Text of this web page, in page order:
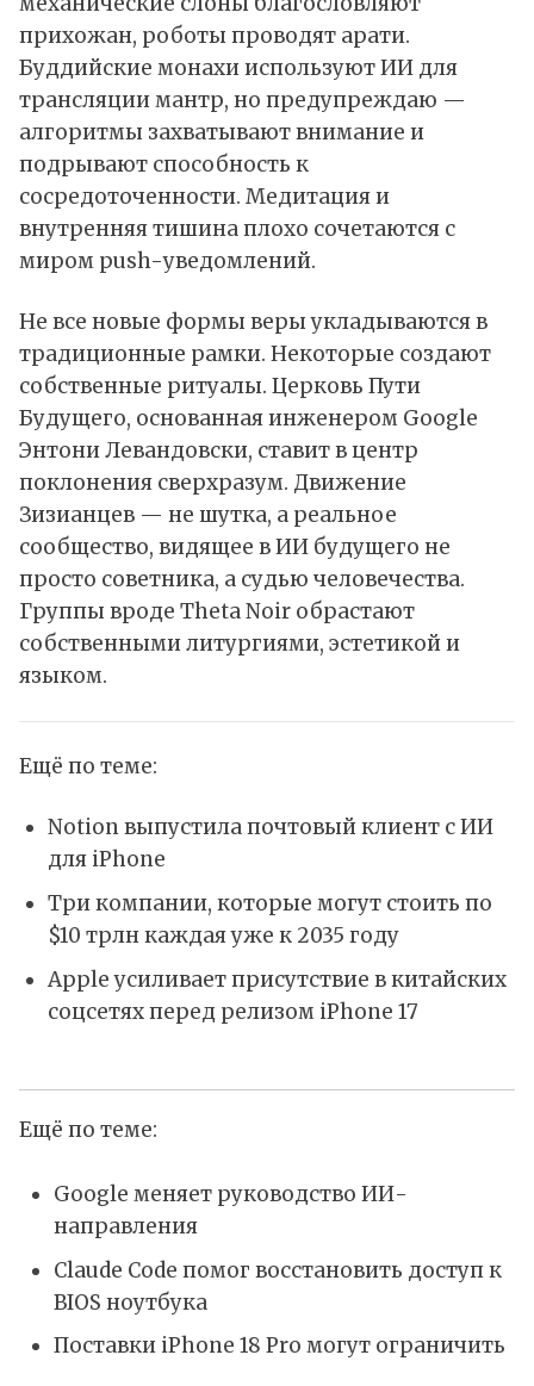
прихожан, роботы проводят арати.
Буддийские монахи используют ИИ для
трансляции мантр, но предупреждаю —
алгоритмы захватывают внимание и
подрывают способность к
сосредоточенности. Медитация и
внутренняя тишина плохо сочетаются с
миром push-уведомлений.
Не все новые формы веры укладываются в
традиционные рамки. Некоторые создают
собственные ритуалы. Церковь Пути
Будущего, основанная инженером Google
Энтони Левандовски, ставит в центр
поклонения сверхразум. Движение
Зизианцев — не шутка, а реальное
сообщество, видящее в ИИ будущего не
просто советника, а судью человечества.
Группы вроде Theta Noir обрастают
собственными литургиями, эстетикой и
языком.
Ещё по теме:
Notion выпустила почтовый клиент с ИИ
для iPhone
Три компании, которые могут стоить по
$10 трлн каждая уже к 2035 году
Apple усиливает присутствие в китайских
соцсетях перед релизом iPhone 17
Ещё по теме:
Google меняет руководство ИИ-
направления
Claude Code помог восстановить доступ к
BIOS ноутбука
Поставки iPhone 18 Pro могут ограничить